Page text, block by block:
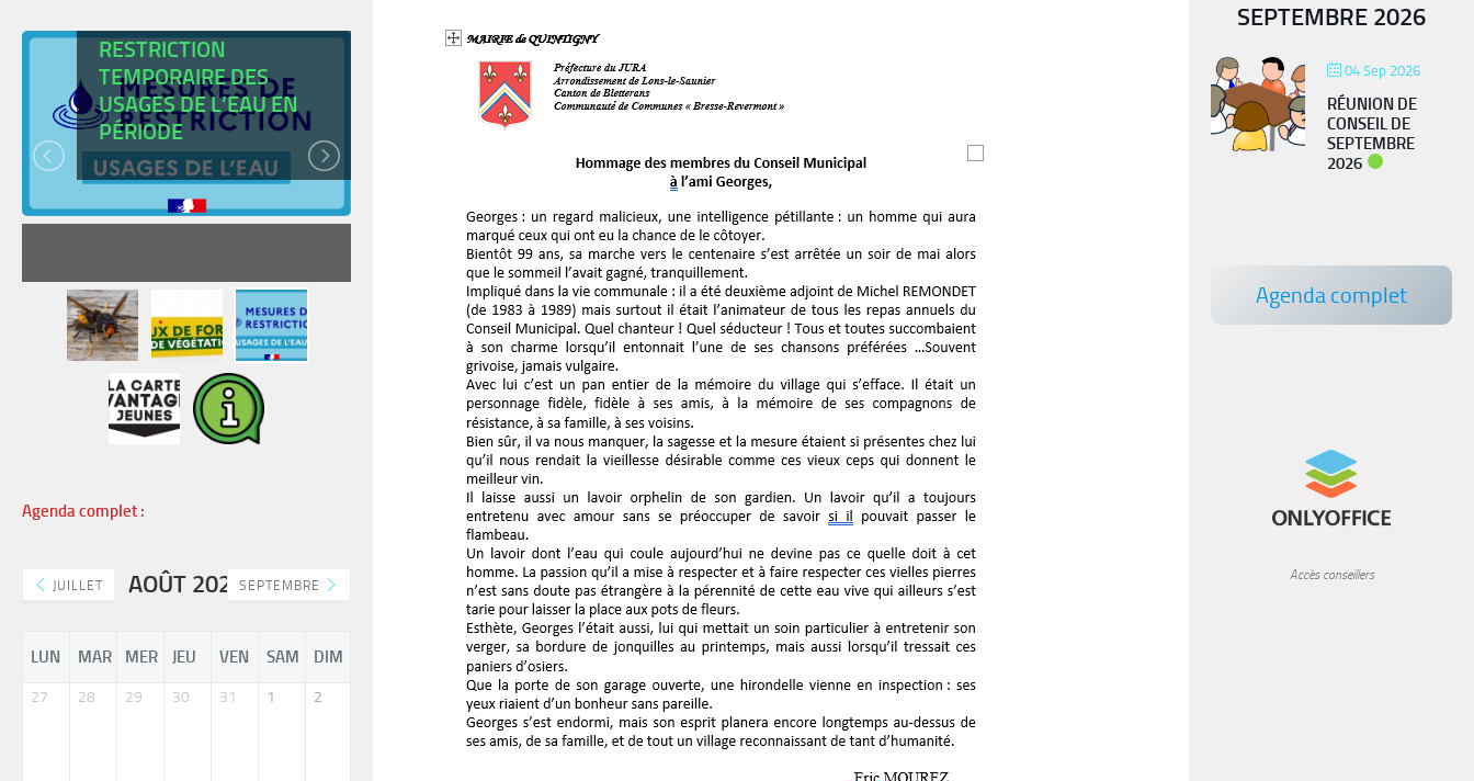
RESTRICTION
TEMPORAIRE DES
USAGES DE L’EAU EN
PÉRIODE
READ MORE
CARTES AVANTAGES
JEUNES 2026-2027
READ MORE
MESSAGE DE
PRÉVENTION: JOUETS À
BASE DE SABLE
CONTENANT DE
READ MORE
Agenda complet :
JUILLET AOÛT 2026SEPTEMBRE
LUN MAR MER JEU VEN SAM DIM
27 28 29 30 31 1 2
SEPTEMBRE 2026
04 Sep 2026
RÉUNION DE
CONSEIL DE
SEPTEMBRE
2026
Agenda complet
Accès conseillers